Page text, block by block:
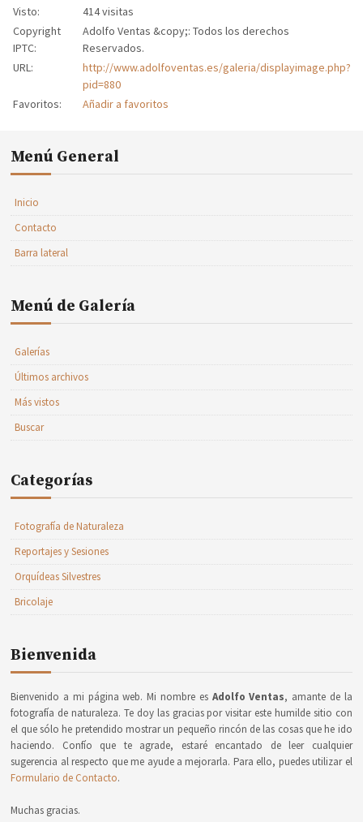
Visto:
414 visitas
Copyright
IPTC:
Adolfo Ventas &copy;: Todos los derechos
Reservados.
URL:
http://www.adolfoventas.es/galeria/displayimage.php?
pid=880
Favoritos:
Añadir a favoritos
Menú General
Inicio
Contacto
Barra lateral
Menú de Galería
Galerías
Últimos archivos
Más vistos
Buscar
Categorías
Fotografía de Naturaleza
Reportajes y Sesiones
Orquídeas Silvestres
Bricolaje
Bienvenida
Bienvenido a mi página web. Mi nombre es Adolfo Ventas, amante de la
fotografía de naturaleza. Te doy las gracias por visitar este humilde sitio con
el que sólo he pretendido mostrar un pequeño rincón de las cosas que he ido
haciendo. Confío que te agrade, estaré encantado de leer cualquier
sugerencia al respecto que me ayude a mejorarla. Para ello, puedes utilizar el
Formulario de Contacto.
Muchas gracias.